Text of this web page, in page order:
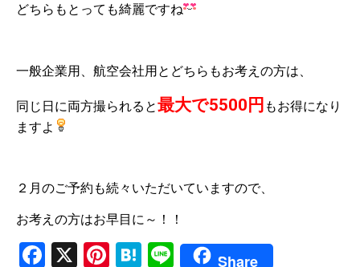
どちらもとっても綺麗ですね
一般企業用、航空会社用とどちらもお考えの方は、
同じ日に両方撮られると最大で5500円 もお得になり
ますよ
２月のご予約も続々いただいていますので、
お考えの方はお早目に～！！
Facebook
X Pinterest
Hatena
LineShare